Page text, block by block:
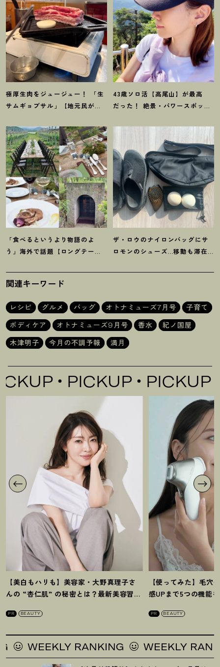
極厚生肉をジュージュー ！
「生
サムギョプサル」【地元民が推
店レポ
43歳ソロ活【高尾山】が最高
だった ！
絶景・パワースポッ
レポート
「食べるというより物語のよ
う」海外で話題【ロングテーブ
てみた
ザ・ロウのナイロンバッグにサ
ロモンのシューズ…移動も滞在
ム】4選
関連キーワード
レシピ グルメ バッグ オトナミューズ7月号
子育て
ボディケア
オトナミューズ9月号 香水
紀ノ国屋
木津明子
今月の不調予報 満月
PICKUP PICKUP
【美白もハリも】美容家・大野真理子さ
んの “杏仁肌” の秘密とは ？ 最新美容習慣
PR BEAUTY
【使ってみた】毛穴
感UPまで5つの機能
PR BEAUTY
WEEKLY RANKING